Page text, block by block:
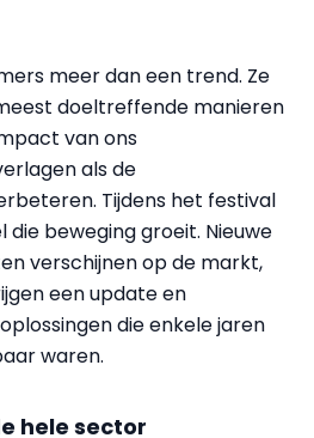
meer dan een trend. Ze
doeltreffende manieren
van ons
als de
Tijdens het festival
die beweging groeit. Nieuwe
verschijnen op de markt,
een update en
die enkele jaren
waren.
hele sector